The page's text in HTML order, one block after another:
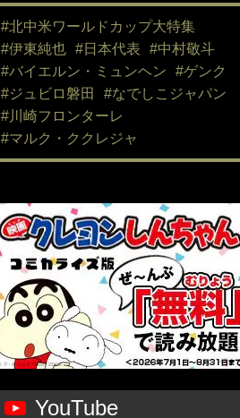
#北中米ワールドカップ大特集
#伊東純也 #日本代表
#中村敬斗
#バイエルン・ミュンヘン
#ゲンク
#ジュビロ磐田
#なでしこジャパン
#川崎フロンターレ
#マルク・ククレジャ
YouTube